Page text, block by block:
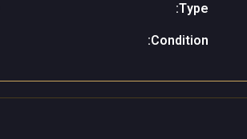
Type:
Condition: